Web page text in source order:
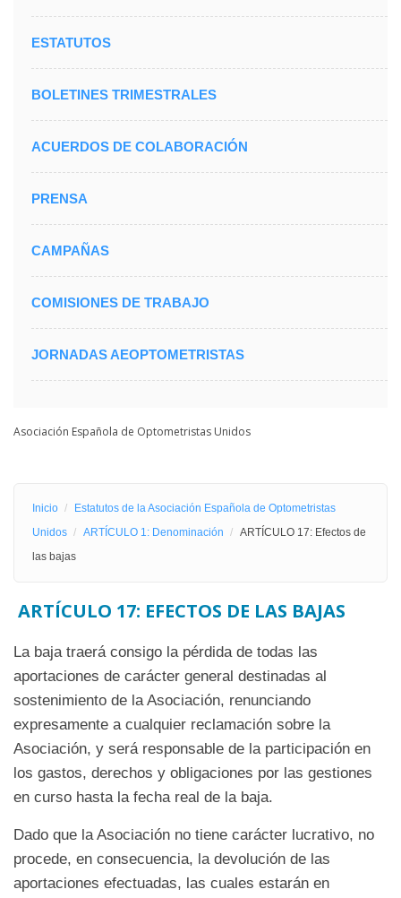
ESTATUTOS
BOLETINES TRIMESTRALES
ACUERDOS DE COLABORACIÓN
PRENSA
CAMPAÑAS
COMISIONES DE TRABAJO
JORNADAS AEOPTOMETRISTAS
Asociación Española de Optometristas Unidos
Inicio
Estatutos de la Asociación Española de Optometristas
Unidos
ARTÍCULO 1: Denominación
ARTÍCULO 17: Efectos de
las bajas
ARTÍCULO 17: EFECTOS DE LAS BAJAS
La baja traerá consigo la pérdida de todas las
aportaciones de carácter general destinadas al
sostenimiento de la Asociación, renunciando
expresamente a cualquier reclamación sobre la
Asociación, y será responsable de la participación en
los gastos, derechos y obligaciones por las gestiones
en curso hasta la fecha real de la baja.
Dado que la Asociación no tiene carácter lucrativo, no
procede, en consecuencia, la devolución de las
aportaciones efectuadas, las cuales estarán en